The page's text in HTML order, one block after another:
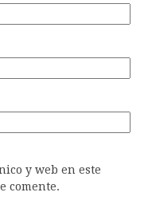
y web en este
comente.